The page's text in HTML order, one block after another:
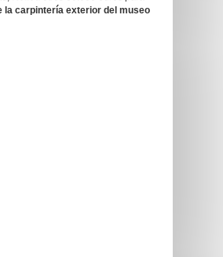
la carpintería exterior del museo